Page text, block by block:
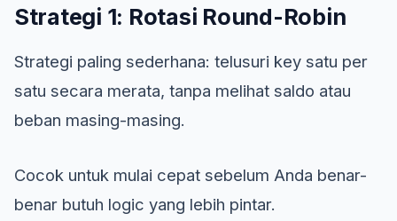
Strategi 1: Rotasi Round-Robin
Strategi paling sederhana: telusuri key satu per
satu secara merata, tanpa melihat saldo atau
beban masing-masing.
Cocok untuk mulai cepat sebelum Anda benar-
benar butuh logic yang lebih pintar.